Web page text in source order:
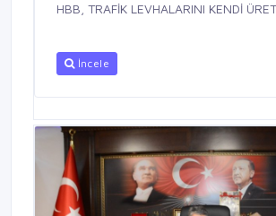
HBB, TRAFİK LEVHALARINI KENDİ
İncele